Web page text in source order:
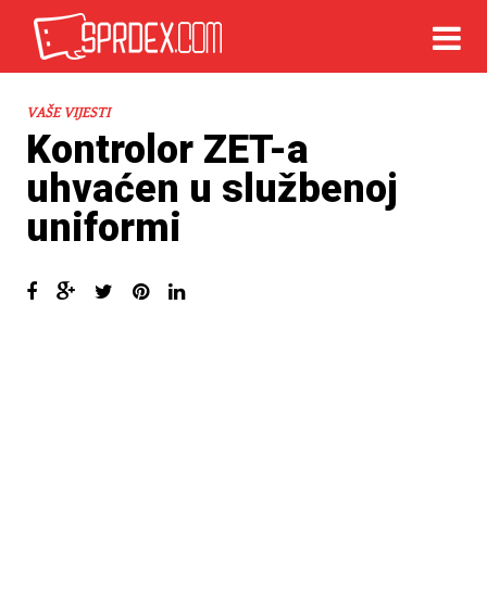
VAŠE VIJESTI
Kontrolor ZET-a
uhvaćen u službenoj
uniformi